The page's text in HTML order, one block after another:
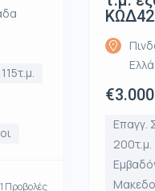
115τ.μ.
Προβολές
Επαγγ.
200τ.μ.